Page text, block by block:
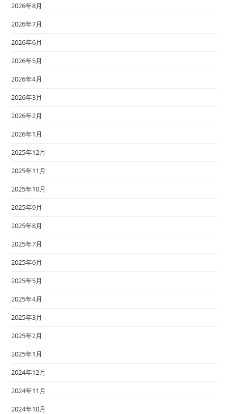
2026年8月
2026年7月
2026年6月
2026年5月
2026年4月
2026年3月
2026年2月
2026年1月
2025年12月
2025年11月
2025年10月
2025年9月
2025年8月
2025年7月
2025年6月
2025年5月
2025年4月
2025年3月
2025年2月
2025年1月
2024年12月
2024年11月
2024年10月